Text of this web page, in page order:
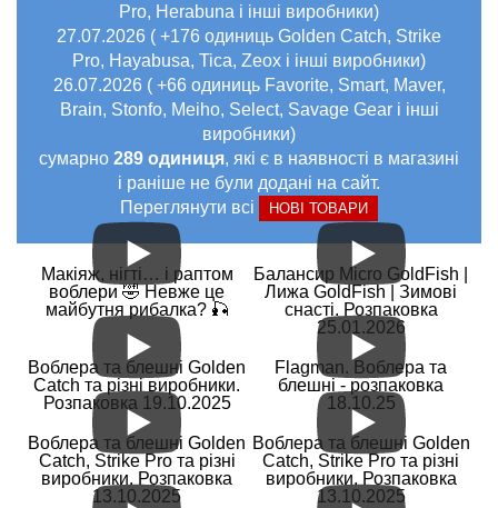
Pro, Herabuna і інші виробники)
27.07.2026 ( +176 одиниць Golden Catch, Strike
Pro, Hayabusa, Tica, Zeox і інші виробники)
26.07.2026 ( +66 одиниць Favorite, Smart, Maver,
Brain, Stonfo, Meiho, Select, Savage Gear і інші
виробники)
сумарно 289 одиниця, які є в наявності в магазині
і раніше не були додані на сайт.
Переглянути всі
НОВІ ТОВАРИ
Макіяж, нігті… і раптом
воблери 🤣 Невже це
майбутня рибалка? 🎣
Балансир Micro GoldFish |
Лижа GoldFish | Зимові
снасті. Розпаковка
25.01.2026
Воблера та блешні Golden
Catch та різні виробники.
Розпаковка 19.10.2025
Flagman. Воблера та
блешні - розпаковка
18.10.25
Воблера та блешні Golden
Catch, Strike Pro та різні
виробники. Розпаковка
13.10.2025
Воблера та блешні Golden
Catch, Strike Pro та різні
виробники. Розпаковка
13.10.2025